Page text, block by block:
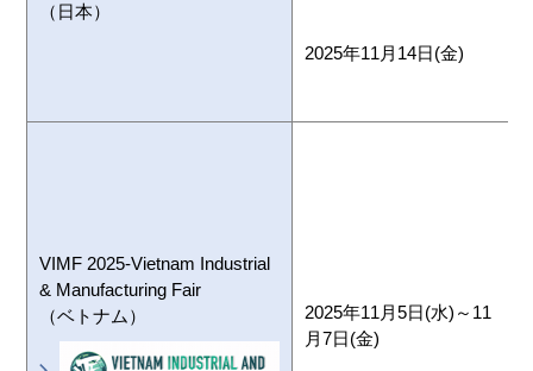
（日本）
2025年11月14日(金)
VIMF 2025-Vietnam Industrial
& Manufacturing Fair
（ベトナム）
2025年11月5日(水)～11
月7日(金)